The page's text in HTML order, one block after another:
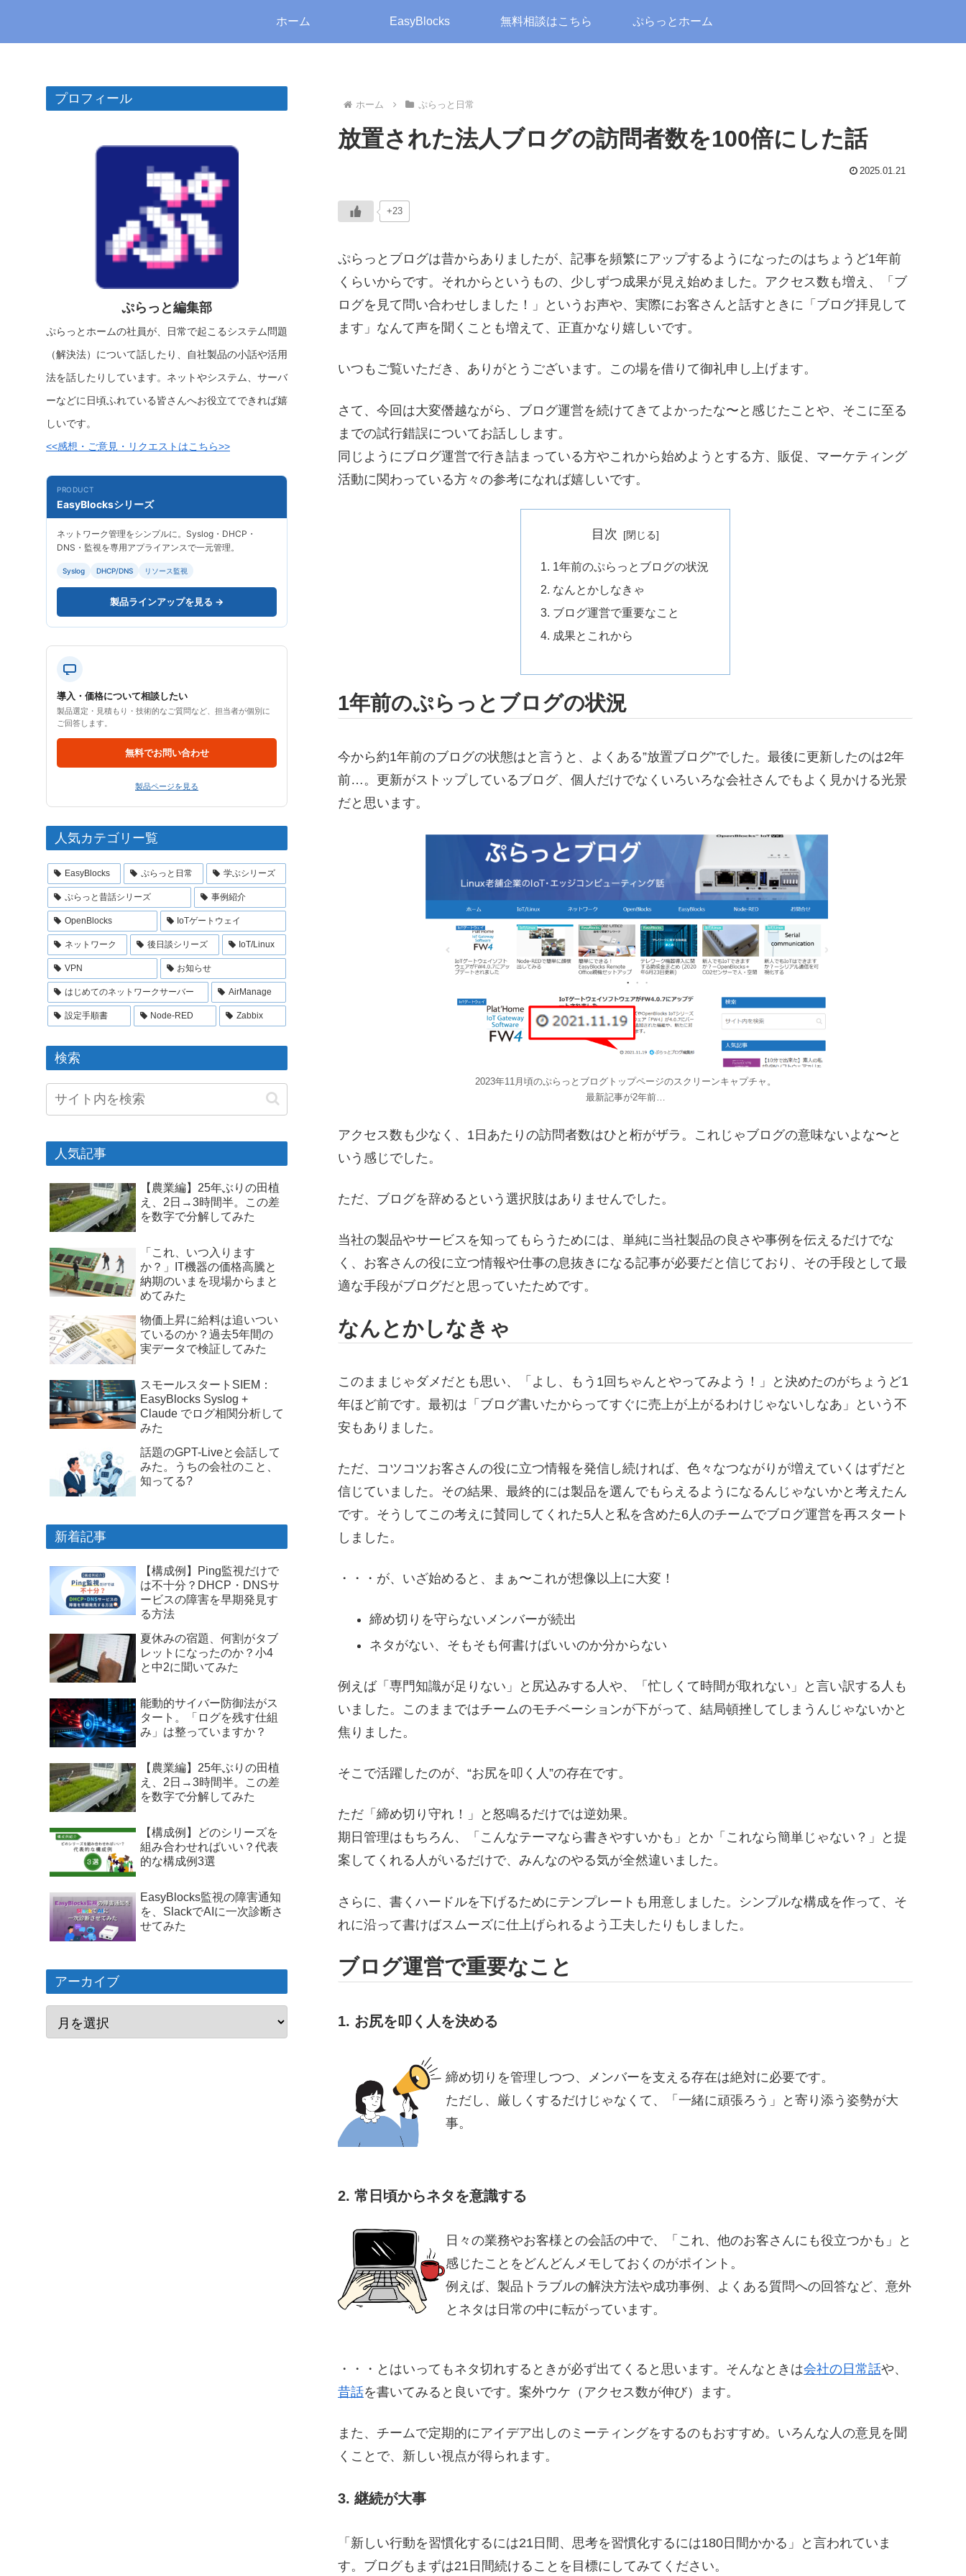
ホーム EasyBlocks 無料相談はこちら ぷらっとホーム
ホーム ぷらっと日常
放置された法人ブログの訪問者数を100倍にした話
2025.01.21
+23
ぷらっとブログは昔からありましたが、記事を頻繁にアップするようになったのはちょうど1年前
くらいからです。それからというもの、少しずつ成果が見え始めました。アクセス数も増え、「ブ
ログを見て問い合わせしました！」というお声や、実際にお客さんと話すときに「ブログ拝見して
ます」なんて声を聞くことも増えて、正直かなり嬉しいです。
いつもご覧いただき、ありがとうございます。この場を借りて御礼申し上げます。
さて、今回は大変僭越ながら、ブログ運営を続けてきてよかったな〜と感じたことや、そこに至る
までの試行錯誤についてお話しします。
同じようにブログ運営で行き詰まっている方やこれから始めようとする方、販促、マーケティング
活動に関わっている方々の参考になれば嬉しいです。
目次
1年前のぷらっとブログの状況
なんとかしなきゃ
ブログ運営で重要なこと
成果とこれから
1年前のぷらっとブログの状況
今から約1年前のブログの状態はと言うと、よくある”放置ブログ”でした。最後に更新したのは2年
前…。更新がストップしているブログ、個人だけでなくいろいろな会社さんでもよく見かける光景
だと思います。
2023年11月頃のぷらっとブログトップページのスクリーンキャプチャ。
最新記事が2年前…
アクセス数も少なく、1日あたりの訪問者数はひと桁がザラ。これじゃブログの意味ないよな〜と
いう感じでした。
ただ、ブログを辞めるという選択肢はありませんでした。
当社の製品やサービスを知ってもらうためには、単純に当社製品の良さや事例を伝えるだけでな
く、お客さんの役に立つ情報や仕事の息抜きになる記事が必要だと信じており、その手段として最
適な手段がブログだと思っていたためです。
なんとかしなきゃ
このままじゃダメだとも思い、「よし、もう1回ちゃんとやってみよう！」と決めたのがちょうど1
年ほど前です。最初は「ブログ書いたからってすぐに売上が上がるわけじゃないしなあ」という不
安もありました。
ただ、コツコツお客さんの役に立つ情報を発信し続ければ、色々なつながりが増えていくはずだと
信じていました。その結果、最終的には製品を選んでもらえるようになるんじゃないかと考えたん
です。そうしてこの考えに賛同してくれた5人と私を含めた6人のチームでブログ運営を再スタート
しました。
・・・が、いざ始めると、まぁ〜これが想像以上に大変！
締め切りを守らないメンバーが続出
ネタがない、そもそも何書けばいいのか分からない
例えば「専門知識が足りない」と尻込みする人や、「忙しくて時間が取れない」と言い訳する人も
いました。このままではチームのモチベーションが下がって、結局頓挫してしまうんじゃないかと
焦りました。
そこで活躍したのが、“お尻を叩く人”の存在です。
ただ「締め切り守れ！」と怒鳴るだけでは逆効果。
期日管理はもちろん、「こんなテーマなら書きやすいかも」とか「これなら簡単じゃない？」と提
案してくれる人がいるだけで、みんなのやる気が全然違いました。
さらに、書くハードルを下げるためにテンプレートも用意しました。シンプルな構成を作って、そ
れに沿って書けばスムーズに仕上げられるよう工夫したりもしました。
ブログ運営で重要なこと
1. お尻を叩く人を決める
締め切りを管理しつつ、メンバーを支える存在は絶対に必要です。
ただし、厳しくするだけじゃなくて、「一緒に頑張ろう」と寄り添う姿勢が大
事。
2. 常日頃からネタを意識する
日々の業務やお客様との会話の中で、「これ、他のお客さんにも役立つかも」と
感じたことをどんどんメモしておくのがポイント。
例えば、製品トラブルの解決方法や成功事例、よくある質問への回答など、意外
とネタは日常の中に転がっています。
・・・とはいってもネタ切れするときが必ず出てくると思います。そんなときは会社の日常話や、
昔話を書いてみると良いです。案外ウケ（アクセス数が伸び）ます。
また、チームで定期的にアイデア出しのミーティングをするのもおすすめ。いろんな人の意見を聞
くことで、新しい視点が得られます。
3. 継続が大事
「新しい行動を習慣化するには21日間、思考を習慣化するには180日間かかる」と言われていま
す。ブログもまずは21日間続けることを目標にしてみてください。
プロフィール
ぷらっと編集部
ぷらっとホームの社員が、日常で起こるシステム問題
（解決法）について話したり、自社製品の小話や活用
法を話したりしています。ネットやシステム、サーバ
ーなどに日頃ふれている皆さんへお役立てできれば嬉
しいです。
<<感想・ご意見・リクエストはこちら>>
PRODUCT
EasyBlocksシリーズ
ネットワーク管理をシンプルに。Syslog・DHCP・
DNS・監視を専用アプライアンスで一元管理。
Syslog DHCP/DNS リソース監視
製品ラインアップを見る →
導入・価格について相談したい
製品選定・見積もり・技術的なご質問など、担当者が個別に
ご回答します。
無料でお問い合わせ
製品ページを見る
人気カテゴリー覧
EasyBlocks ぷらっと日常 学ぶシリーズ
ぷらっと昔話シリーズ 事例紹介
OpenBlocks IoTゲートウェイ
ネットワーク 後日談シリーズ IoT/Linux
VPN お知らせ
はじめてのネットワークサーバー AirManage
設定手順書 Node-RED Zabbix
検索
人気記事
【農業編】25年ぶりの田植
え、2日→3時間半。この差
を数字で分解してみた
「これ、いつ入ります
か？」IT機器の価格高騰と
納期のいまを現場からまと
めてみた
物価上昇に給料は追いつい
ているのか？過去5年間の
実データで検証してみた
スモールスタートSIEM：
EasyBlocks Syslog +
Claude でログ相関分析して
みた
話題のGPT-Liveと会話して
みた。うちの会社のこと、
知ってる?
新着記事
【構成例】Ping監視だけで
は不十分？DHCP・DNSサ
ービスの障害を早期発見す
る方法
夏休みの宿題、何割がタブ
レットになったのか？小4
と中2に聞いてみた
能動的サイバー防御法がス
タート。「ログを残す仕組
み」は整っていますか？
【農業編】25年ぶりの田植
え、2日→3時間半。この差
を数字で分解してみた
【構成例】どのシリーズを
組み合わせればいい？代表
的な構成例3選
EasyBlocks監視の障害通知
を、SlackでAIに一次診断さ
せてみた
アーカイブ